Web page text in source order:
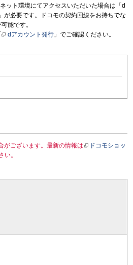
ット環境にてアクセスいただいた場合は「d
が必要です。ドコモの契約回線をお持ちでな
能です。
dアカウント発行 」でご確認ください。
がございます。最新の情報は
ドコモショッ
い。